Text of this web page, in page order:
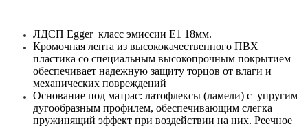
ЛДСП Egger класс эмиссии Е1 18мм.
Кромочная лента из высококачественного ПВХ
пластика со специальным высокопрочным покрытием
обеспечивает надежную защиту торцов от влаги и
механических повреждений
Основание под матрас: латофлексы (ламели) с упругим
дугообразным профилем, обеспечивающим слегка
пружинящий эффект при воздействии на них. Реечное